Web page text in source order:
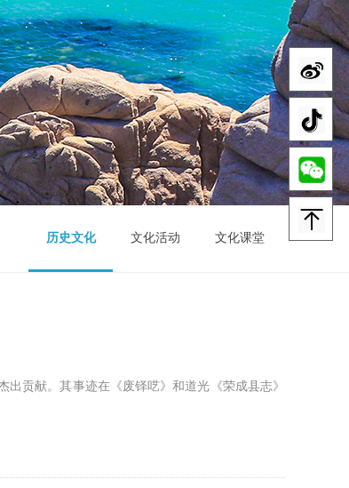
历史文化 文化活动 文化课堂
贡献。其事迹在《废铎呓》和道光《荣成县志》